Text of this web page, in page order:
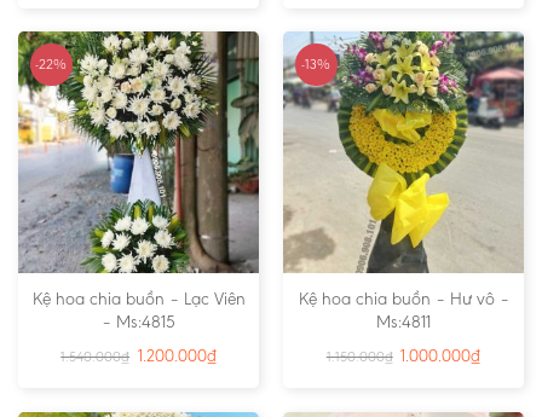
-22%
Kệ hoa chia buồn – Lạc Viên
– Ms:4815
1.540.000₫ 1.200.000₫
-13%
Kệ hoa chia buồn – Hư vô –
Ms:4811
1.150.000₫ 1.000.000₫